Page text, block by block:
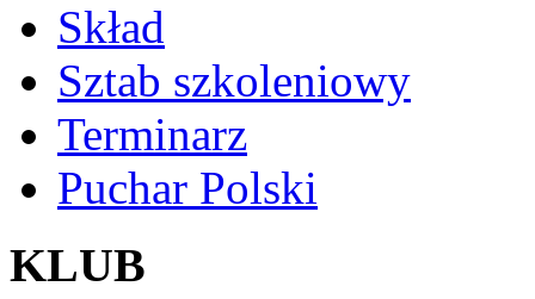
Skład
Sztab szkoleniowy
Terminarz
Puchar Polski
KLUB